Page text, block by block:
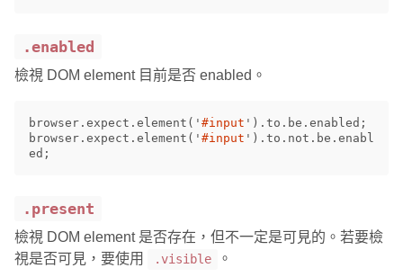
.enabled
檢視 DOM element 目前是否 enabled。
browser . expect . element ( ' #input ' ). to . be . enabled ;
browser . expect . element ( ' #input ' ). to . not . be . enabl
ed ;
.present
檢視 DOM element 是否存在，但不一定是可見的。若要檢
視是否可見，要使用
.visible 。